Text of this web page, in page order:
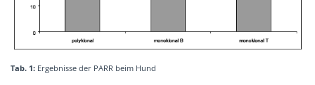
Tab. 1: Ergebnisse der PARR beim Hund